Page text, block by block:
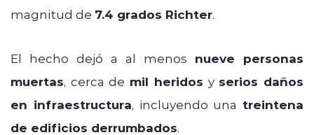
magnitud de 7.4 grados Richter.
El hecho dejó a al menos nueve personas
muertas, cerca de mil heridos y serios daños
en infraestructura, incluyendo una treintena
de edificios derrumbados.